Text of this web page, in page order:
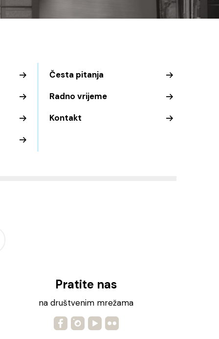
Česta pitanja
Radno vrijeme
Kontakt
Pratite nas
na društvenim mrežama